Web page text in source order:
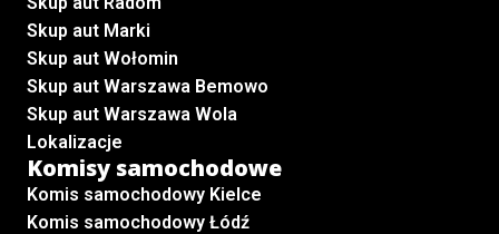
Skup aut Marki
Skup aut Wołomin
Skup aut Warszawa Bemowo
Skup aut Warszawa Wola
Lokalizacje
Komisy samochodowe
Komis samochodowy Kielce
Komis samochodowy Łódź